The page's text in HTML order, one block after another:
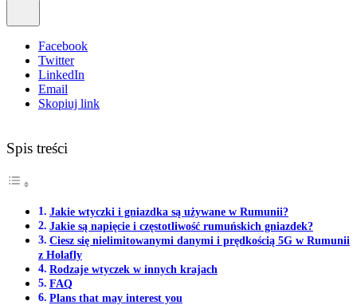
Facebook
Twitter
LinkedIn
Email
Skopiuj link
Spis treści
Jakie wtyczki i gniazdka są używane w Rumunii?
Jakie są napięcie i częstotliwość rumuńskich gniazdek?
Ciesz się nielimitowanymi danymi i prędkością 5G w Rumunii
z Holafly
Rodzaje wtyczek w innych krajach
FAQ
Plans that may interest you